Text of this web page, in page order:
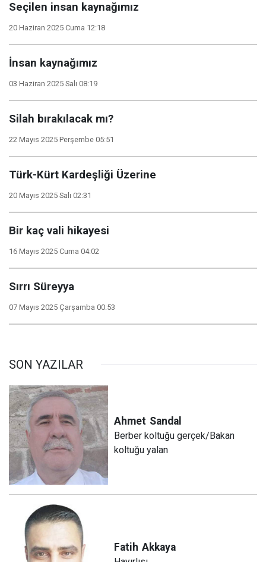
Seçilen insan kaynağımız
20 Haziran 2025 Cuma 12:18
İnsan kaynağımız
03 Haziran 2025 Salı 08:19
Silah bırakılacak mı?
22 Mayıs 2025 Perşembe 05:51
Türk-Kürt Kardeşliği Üzerine
20 Mayıs 2025 Salı 02:31
Bir kaç vali hikayesi
16 Mayıs 2025 Cuma 04:02
Sırrı Süreyya
07 Mayıs 2025 Çarşamba 00:53
SON YAZILAR
Ahmet Sandal
Berber koltuğu gerçek/Bakan
koltuğu yalan
Fatih Akkaya